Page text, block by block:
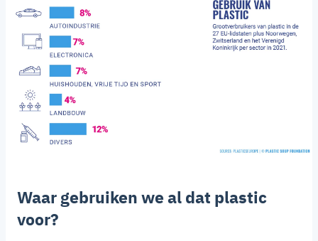
Waar gebruiken we al dat plastic
voor?